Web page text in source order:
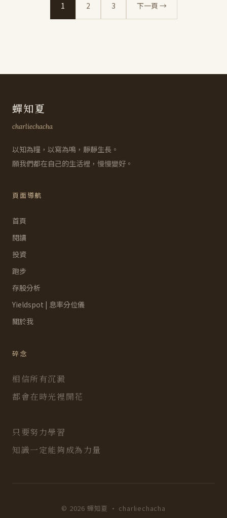
1 2 3 下一頁 →
蟬知夏
charliechacha
以知為糧，以寫為鳴，靜靜生長。
願我們都在自己的生活裡，慢慢變好。
頁面導航
首頁
閱讀
投資
跑步
存股分析
Yieldspot | 息率分位儀
關於我
碎念
相信所有沉澱
都會在時光裡開花
只要努力學習
知識一定能夠成為力量
© 2026 蟬知夏 · charliechacha